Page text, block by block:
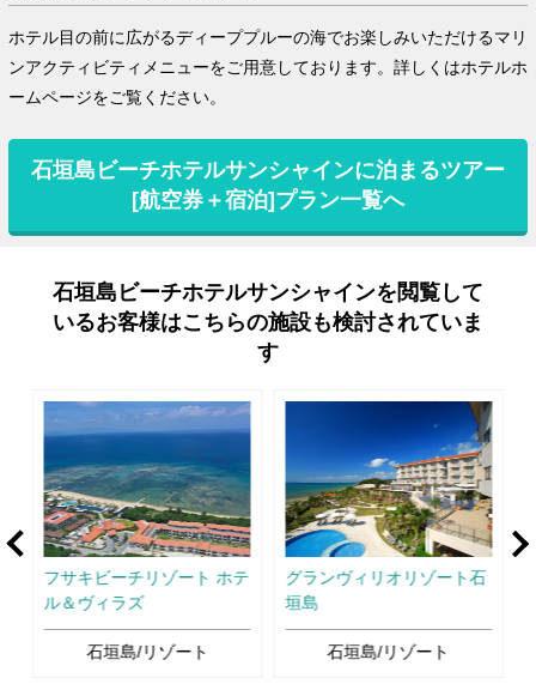
ホテル目の前に広がるディーププルーの海でお楽しみいただけるマリ
ンアクティビティメニューをご用意しております。詳しくはホテルホ
ームページをご覧ください。
石垣島ビーチホテルサンシャインに泊まるツアー
[航空券＋宿泊]プラン一覧へ
石垣島ビーチホテルサンシャインを閲覧して
いるお客様はこちらの施設も検討されていま
す
フサキビーチリゾート ホテ
ル＆ヴィラズ
石垣島/リゾート
グランヴィリオリゾート石
垣島
石垣島/リゾート